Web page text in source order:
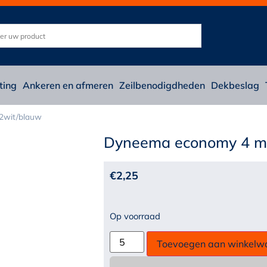
Ankeren en afmeren Zeilbenodigdheden Dekbeslag
blauw
Dyneema economy 4
€2,25
Op voorraad
Toevoegen aan